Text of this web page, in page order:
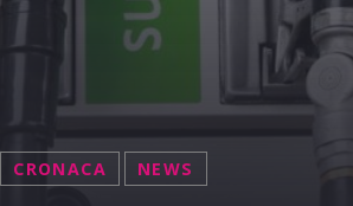
CRONACA NEWS